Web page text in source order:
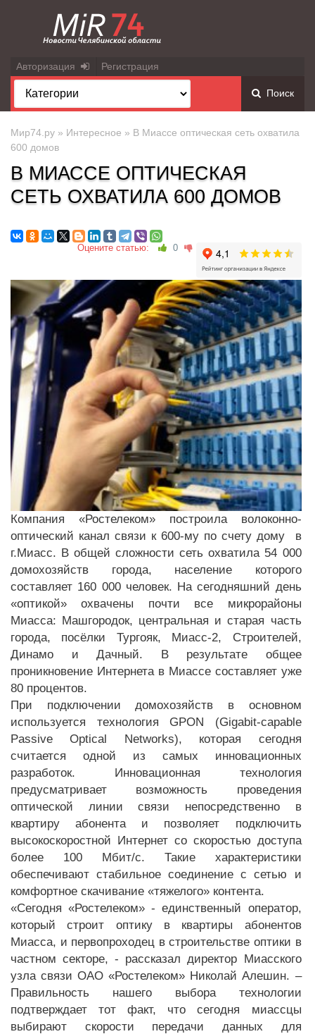
Авторизация Регистрация
Поиск
Мир74.ру » Интересное » В Миассе оптическая сеть охватила
600 домов
В МИАССЕ ОПТИЧЕСКАЯ
СЕТЬ ОХВАТИЛА 600 ДОМОВ
Оцените статью: 0
Компания «Ростелеком» построила волоконно-
оптический канал связи к 600-му по счету дому в
г.Миасс. В общей сложности сеть охватила 54 000
домохозяйств города, население которого
составляет 160 000 человек. На сегодняшний день
«оптикой» охвачены почти все микрорайоны
Миасса: Машгородок, центральная и старая часть
города, посёлки Тургояк, Миасс-2, Строителей,
Динамо и Дачный. В результате общее
проникновение Интернета в Миассе составляет уже
80 процентов.
При подключении домохозяйств в основном
используется технология GPON (Gigabit-capable
Passive Optical Networks), которая сегодня
считается одной из самых инновационных
разработок. Инновационная технология
предусматривает возможность проведения
оптической линии связи непосредственно в
квартиру абонента и позволяет подключить
высокоскоростной Интернет со скоростью доступа
более 100 Мбит/с. Такие характеристики
обеспечивают стабильное соединение с сетью и
комфортное скачивание «тяжелого» контента.
«Сегодня «Ростелеком» - единственный оператор,
который строит оптику в квартиры абонентов
Миасса, и первопроходец в строительстве оптики в
частном секторе, - рассказал директор Миасского
узла связи ОАО «Ростелеком» Николай Алешин. –
Правильность нашего выбора технологии
подтверждает тот факт, что сегодня миассцы
выбирают скорости передачи данных для